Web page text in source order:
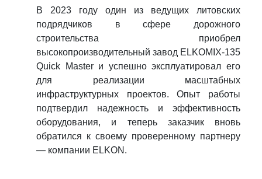
В 2023 году один из ведущих литовских
подрядчиков в сфере дорожного
строительства приобрел
высокопроизводительный завод ELKOMIX-135
Quick Master и успешно эксплуатировал его
для реализации масштабных
инфраструктурных проектов. Опыт работы
подтвердил надежность и эффективность
оборудования, и теперь заказчик вновь
обратился к своему проверенному партнеру
— компании ELKON.